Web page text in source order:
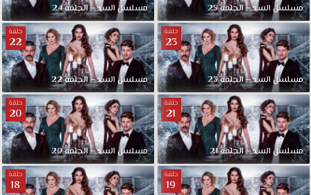
مسلسل السد – الحلقة 25 مسلسل السد – الحلقة 24
حلقة
23
مسلسل السد – الحلقة 23
حلقة
22
مسلسل السد – الحلقة 22
حلقة
21
مسلسل السد – الحلقة 21
حلقة
20
مسلسل السد – الحلقة 20
حلقة
19
حلقة
18